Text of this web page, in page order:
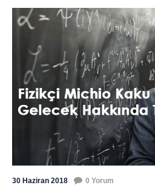
30 Haziran 2018 0 Yorum